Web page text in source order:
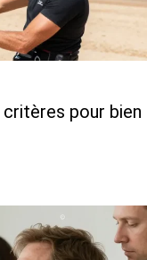
pour bien